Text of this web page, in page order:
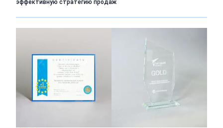
эффективную стратегию продаж